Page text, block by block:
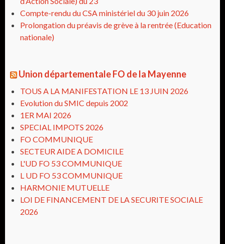
Compte-rendu du CSA ministériel du 30 juin 2026
Prolongation du préavis de grève à la rentrée (Education
nationale)
Union départementale FO de la Mayenne
TOUS A LA MANIFESTATION LE 13 JUIN 2026
Evolution du SMIC depuis 2002
1ER MAI 2026
SPECIAL IMPOTS 2026
FO COMMUNIQUE
SECTEUR AIDE A DOMICILE
L'UD FO 53 COMMUNIQUE
L UD FO 53 COMMUNIQUE
HARMONIE MUTUELLE
LOI DE FINANCEMENT DE LA SECURITE SOCIALE
2026